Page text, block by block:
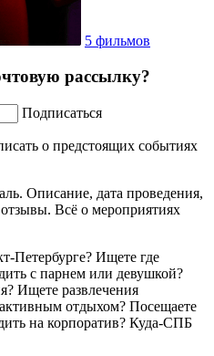
5 фильмов
рассылку?
Подписаться
о предстоящих событиях
Описание, дата проведения,
Всё о мероприятиях
Петербурге? Ищете где
с парнем или девушкой?
Ищете развлечения
отдыхом? Посещаете
на корпоратив? Куда-СПБ